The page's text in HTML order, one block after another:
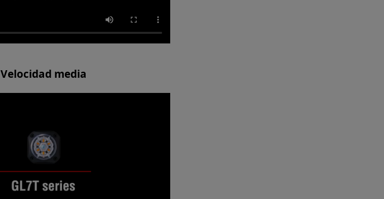
Velocidad media